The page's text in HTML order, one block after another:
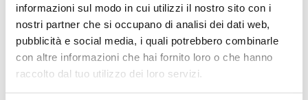
informazioni sul modo in cui utilizzi il nostro sito con i
nostri partner che si occupano di analisi dei dati web,
pubblicità e social media, i quali potrebbero combinarle
con altre informazioni che hai fornito loro o che hanno
raccolto dal tuo utilizzo dei loro servizi.
1000 € 18,30 € 20,75
1500 € 18,16 € 20,47